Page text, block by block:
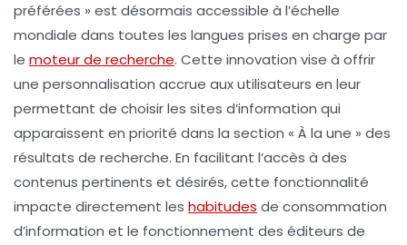
préférées » est désormais accessible à l’échelle
mondiale dans toutes les langues prises en charge par
le moteur de recherche. Cette innovation vise à offrir
une personnalisation accrue aux utilisateurs en leur
permettant de choisir les sites d’information qui
apparaissent en priorité dans la section « À la une » des
résultats de recherche. En facilitant l’accès à des
contenus pertinents et désirés, cette fonctionnalité
impacte directement les habitudes de consommation
d’information et le fonctionnement des éditeurs de